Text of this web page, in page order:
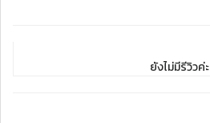
ยังไม่มีรีวิวค่ะ